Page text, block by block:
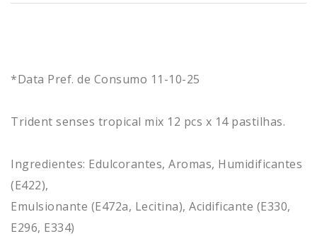
*Data Pref. de Consumo 11-10-25
Trident senses tropical mix 12 pcs x 14 pastilhas.
Ingredientes: Edulcorantes, Aromas, Humidificantes
(E422),
Emulsionante (E472a, Lecitina), Acidificante (E330,
E296, E334)